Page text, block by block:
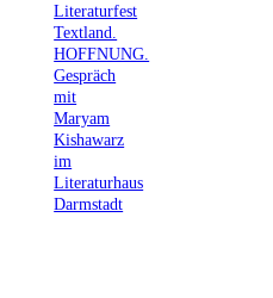
Literaturfest
Textland.
HOFFNUNG.
Gespräch
mit
Maryam
Kishawarz
im
Literaturhaus
Darmstadt